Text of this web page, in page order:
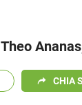
Theo
CHIA